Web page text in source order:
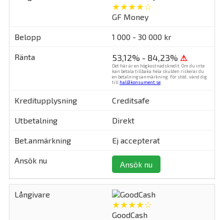
★★★★☆
GF Money
1 000 - 30 000 kr
53,12% - 84,23% ⚠
Det här är en högkostnadskredit. Om du inte
kan betala tillbaka hela skulden riskerar du
en betalningsanmärkning. För stöd, vänd dig
till hallåkonsument.se
Creditsafe
Direkt
Ej accepterat
Ansök nu
★★★★☆
GoodCash